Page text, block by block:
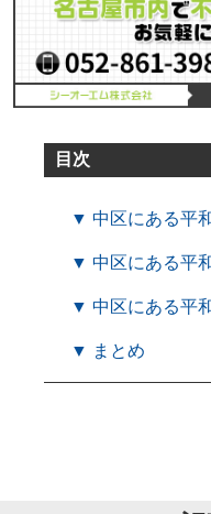
目次
▼ 中区にある平
▼ 中区にある平
▼ 中区にある平
▼ まとめ